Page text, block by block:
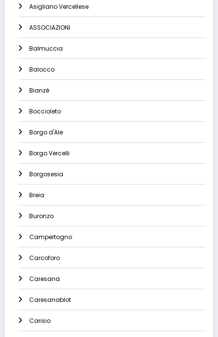
Asigliano Vercellese
ASSOCIAZIONI
Balmuccia
Balocco
Bianzè
Boccioleto
Borgo d'Ale
Borgo Vercelli
Borgosesia
Breia
Buronzo
Campertogno
Carcoforo
Caresana
Caresanablot
Carisio